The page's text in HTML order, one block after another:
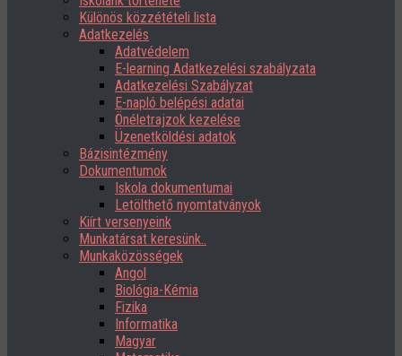
Különös közzétételi lista
Adatkezelés
Adatvédelem
E-learning Adatkezelési szabályzata
Adatkezelési Szabályzat
E-napló belépési adatai
Önéletrajzok kezelése
Üzenetköldési adatok
Bázisintézmény
Dokumentumok
Iskola dokumentumai
Letölthető nyomtatványok
Kiírt versenyeink
Munkatársat keresünk..
Munkaközösségek
Angol
Biológia-Kémia
Fizika
Informatika
Magyar